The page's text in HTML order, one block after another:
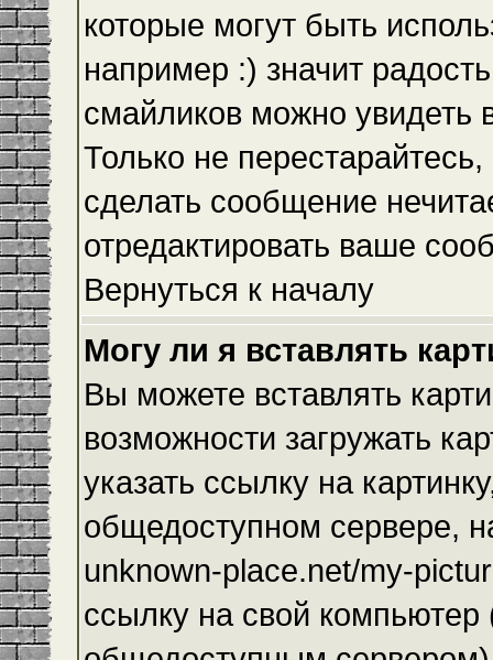
которые могут быть
например :) значит
смайликов можно
Только не
сделать сообщение
отредактировать ваше
Вернуться к началу
Могу ли я вставлять
Вы можете вставлять
возможности загружать
указать ссылку на
общедоступном сервере,
unknown-place.net/my-
ссылку на свой компьютер